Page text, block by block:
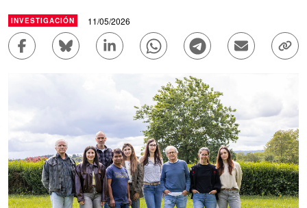
INVESTIGACIÓN 11/05/2026
Compartir en Facebook - (Abre una nueva ventana)
Compartir en Bluesky - (Abre una nueva
Compartir en Linkedin - (Abre una
Compartir en Whatsapp -
Compartir enEnviar por